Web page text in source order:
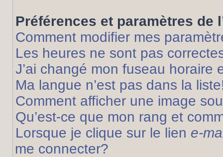
Préférences et paramètres de
Comment modifier mes
Les heures ne sont pas
J’ai changé mon fuseau horaire
Ma langue n’est pas dans la
Comment afficher une image
Qu’est-ce que mon rang et
Lorsque je clique sur le lien e-
me connecter?